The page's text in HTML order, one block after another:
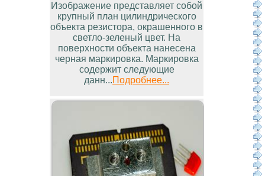
Изображение представляет собой
крупный план цилиндрического
объекта резистора, окрашенного в
светло-зеленый цвет. На
поверхности объекта нанесена
черная маркировка. Маркировка
содержит следующие
данн...Подробнее...